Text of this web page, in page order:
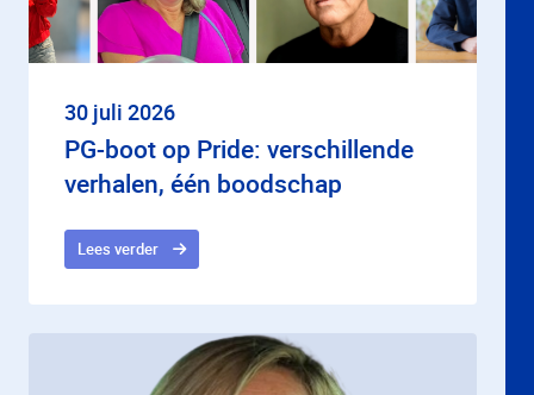
30 juli 2026
PG-boot op Pride: verschillende
verhalen, één boodschap
Lees verder